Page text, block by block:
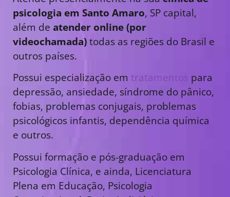
psicologia em Santo Amaro, SP capital,
além de atender online (por
videochamada)todas as regiões do Brasil e
outros países.
Possui especialização em tratamentos para
depressão, ansiedade, síndrome do pânico,
fobias, problemas conjugais, problemas
psicológicos infantis, dependência química
e outros.
Possui formação e pós-graduação em
Psicologia Clínica, e ainda, Licenciatura
Plena em Educação, Psicologia